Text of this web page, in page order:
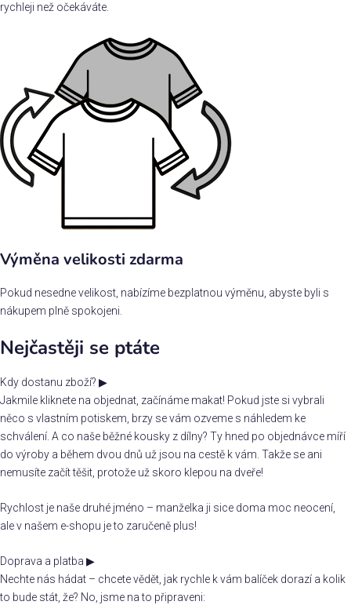
rychleji než očekáváte.
Výměna velikosti zdarma
Pokud nesedne velikost, nabízíme bezplatnou výměnu, abyste byli s
nákupem plně spokojeni.
Nejčastěji se ptáte
Kdy dostanu zboží? ▶
Jakmile kliknete na objednat, začínáme makat! Pokud jste si vybrali
něco s vlastním potiskem, brzy se vám ozveme s náhledem ke
schválení. A co naše běžné kousky z dílny? Ty hned po objednávce míří
do výroby a během dvou dnů už jsou na cestě k vám. Takže se ani
nemusíte začít těšit, protože už skoro klepou na dveře!
Rychlost je naše druhé jméno – manželka ji sice doma moc neocení,
ale v našem e-shopu je to zaručeně plus!
Doprava a platba ▶
Nechte nás hádat – chcete vědět, jak rychle k vám balíček dorazí a kolik
to bude stát, že? No, jsme na to připraveni: